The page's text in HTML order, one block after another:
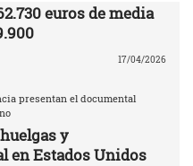
euros de media
17/04/2026
presentan el documental
y
en Estados Unidos